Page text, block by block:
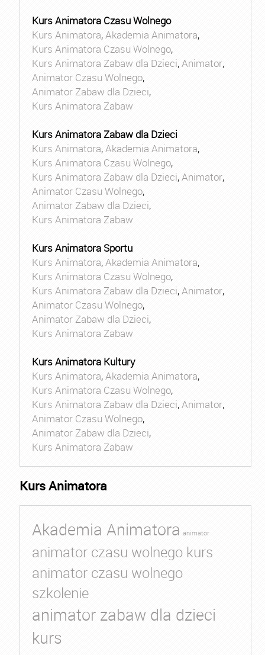
Kurs Animatora Czasu Wolnego
Kurs Animatora,Akademia Animatora,
Kurs Animatora Czasu Wolnego,
Kurs Animatora Zabaw dla Dzieci,Animator,
Animator Czasu Wolnego,
Animator Zabaw dla Dzieci,
Kurs Animatora Zabaw
Kurs Animatora Zabaw dla Dzieci
Kurs Animatora,Akademia Animatora,
Kurs Animatora Czasu Wolnego,
Kurs Animatora Zabaw dla Dzieci,Animator,
Animator Czasu Wolnego,
Animator Zabaw dla Dzieci,
Kurs Animatora Zabaw
Kurs Animatora Sportu
Kurs Animatora,Akademia Animatora,
Kurs Animatora Czasu Wolnego,
Kurs Animatora Zabaw dla Dzieci,Animator,
Animator Czasu Wolnego,
Animator Zabaw dla Dzieci,
Kurs Animatora Zabaw
Kurs Animatora Kultury
Kurs Animatora,Akademia Animatora,
Kurs Animatora Czasu Wolnego,
Kurs Animatora Zabaw dla Dzieci,Animator,
Animator Czasu Wolnego,
Animator Zabaw dla Dzieci,
Kurs Animatora Zabaw
Kurs Animatora
Akademia Animatora animator
animator czasu wolnego kurs
animator czasu wolnego
szkolenie
animator zabaw dla dzieci
kurs